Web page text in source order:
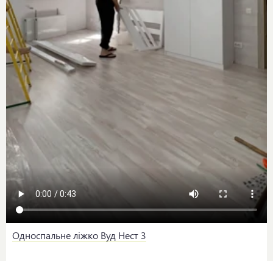
Односпальне ліжко Вуд Нест 3